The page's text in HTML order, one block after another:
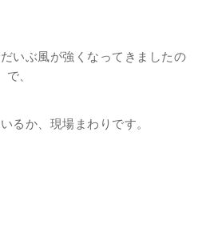
いぶ風が強くなってきましたの
で、
るか、現場まわりです。